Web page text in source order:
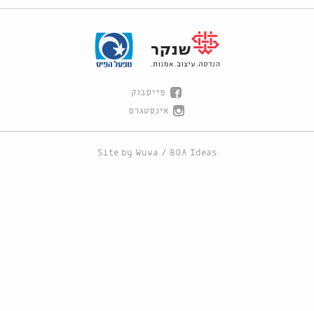
פייסבוק
אינסטגרם
Site by Wuwa / BOA Ideas